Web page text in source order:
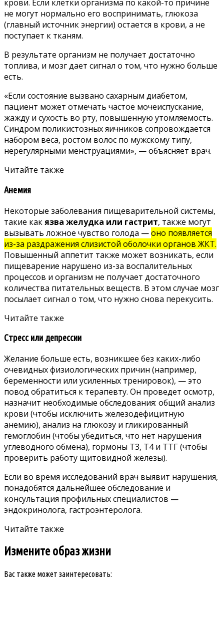
крови. Если клетки организма по какой-то причине
не могут нормально его воспринимать, глюкоза
(главный источник энергии) остается в крови, а не
поступает к тканям.
В результате организм не получает достаточно
топлива, и мозг дает сигнал о том, что нужно больше
есть.
«Если состояние вызвано сахарным диабетом,
пациент может отмечать частое мочеиспускание,
жажду и сухость во рту, повышенную утомляемость.
Синдром поликистозных яичников сопровождается
набором веса, ростом волос по мужскому типу,
нерегулярными менструациями», — объясняет врач.
Читайте также
Анемия
Некоторые заболевания пищеварительной системы,
такие какязва желудка или гастрит, также могут
вызывать ложное чувство голода —оно появляется
из-за раздражения слизистой оболочки органов ЖКТ.
Повышенный аппетит также может возникать, если
пищеварение нарушено из-за воспалительных
процессов и организм не получает достаточного
количества питательных веществ. В этом случае мозг
посылает сигнал о том, что нужно снова перекусить.
Читайте также
Стресс или депрессии
Желание больше есть, возникшее без каких-либо
очевидных физиологических причин (например,
беременности или усиленных тренировок), — это
повод обратиться к терапевту. Он проведет осмотр,
назначит необходимые обследования: общий анализ
крови (чтобы исключить железодефицитную
анемию), анализ на глюкозу и гликированный
гемоглобин (чтобы убедиться, что нет нарушения
углеводного обмена), гормоны Т3, Т4 и ТТГ (чтобы
проверить работу щитовидной железы).
Если во время исследований врач выявит нарушения,
понадобятся дальнейшее обследование и
консультация профильных специалистов —
эндокринолога, гастроэнтеролога.
Читайте также
Измените образ жизни
Вас также может заинтересовать: